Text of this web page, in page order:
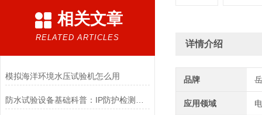
相关文章
RELATED ARTICLES
模拟海洋环境水压试验机怎么用
详情介绍
品牌
应用领域